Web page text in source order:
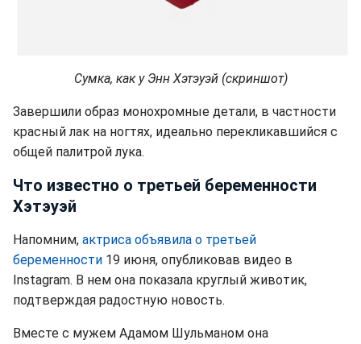
Сумка, как у Энн Хэтэуэй (скриншот)
Завершили образ монохромные детали, в частности
красный лак на ногтях, идеально перекликавшийся с
общей палитрой лука.
Что известно о третьей беременности
Хэтэуэй
Напомним, актриса объявила о третьей
беременности 19 июня, опубликовав видео в
Instagram. В нем она показала круглый животик,
подтверждая радостную новость.
Вместе с мужем Адамом Шульманом она